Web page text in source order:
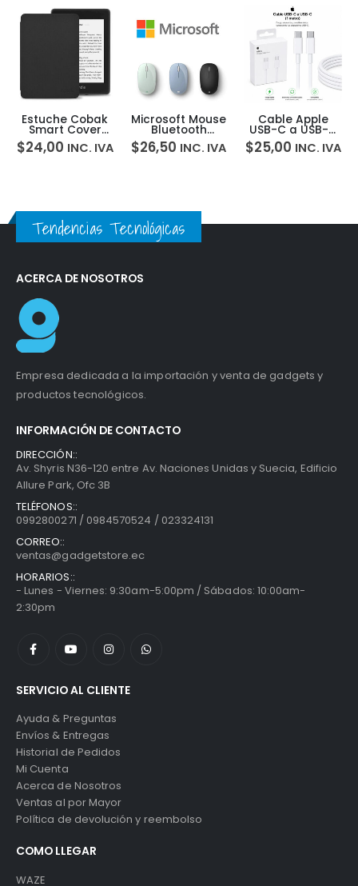
Estuche Cobak
Smart Cover
para Kindle 6
11va Gen
$24,00 INC. IVA
Microsoft Mouse
Bluetooth
Inalámbrico
Windows Mac
$26,50 INC. IVA
Cable Apple
USB-C a USB-C
60W 1 Metro
Carga Rápida
$25,00 INC. IVA
Tendencias Tecnológicas
ACERCA DE NOSOTROS
Empresa dedicada a la importación y venta de gadgets y
productos tecnológicos.
INFORMACIÓN DE CONTACTO
DIRECCIÓN::
Av. Shyris N36-120 entre Av. Naciones Unidas y Suecia, Edificio
Allure Park, Ofc 3B
TELÉFONOS::
0992800271 / 0984570524 / 023324131
CORREO::
ventas@gadgetstore.ec
HORARIOS::
- Lunes - Viernes: 9:30am-5:00pm / Sábados: 10:00am-
2:30pm
SERVICIO AL CLIENTE
Ayuda & Preguntas
Envíos & Entregas
Historial de Pedidos
Mi Cuenta
Acerca de Nosotros
Ventas al por Mayor
Política de devolución y reembolso
COMO LLEGAR
WAZE